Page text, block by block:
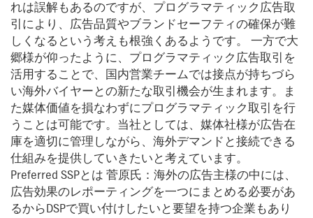
れは誤解もあるのですが、プログラマティック広告取
引により、広告品質やブランドセーフティの確保が難
しくなるという考えも根強くあるようです。 一方で大
郷様が仰ったように、プログラマティック広告取引を
活用することで、国内営業チームでは接点が持ちづら
い海外バイヤーとの新たな取引機会が生まれます。ま
た媒体価値を損なわずにプログラマティック取引を行
うことは可能です。当社としては、媒体社様が広告在
庫を適切に管理しながら、海外デマンドと接続できる
仕組みを提供していきたいと考えています。
Preferred SSPとは 菅原氏：海外の広告主様の中には、
広告効果のレポーティングを一つにまとめる必要があ
るからDSPで買い付けしたいと要望を持つ企業もあり